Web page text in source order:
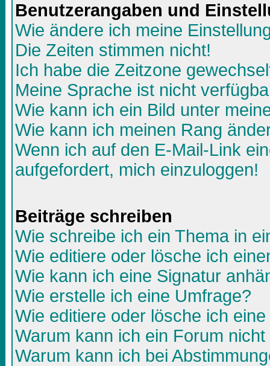
Benutzerangaben und
Wie ändere ich meine
Die Zeiten stimmen nicht!
Ich habe die Zeitzone
Meine Sprache ist nicht
Wie kann ich ein Bild unter
Wie kann ich meinen Rang
Wenn ich auf den E-Mail-Link
aufgefordert, mich einzuloggen!
Beiträge schreiben
Wie schreibe ich ein Thema in
Wie editiere oder lösche ich
Wie kann ich eine Signatur
Wie erstelle ich eine Umfrage?
Wie editiere oder lösche ich
Warum kann ich ein Forum
Warum kann ich bei